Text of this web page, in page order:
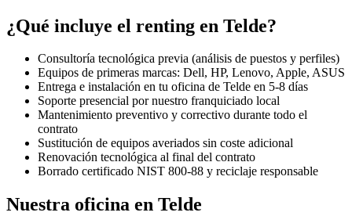
¿Qué incluye el renting en Telde?
Consultoría tecnológica previa (análisis de puestos y perfiles)
Equipos de primeras marcas: Dell, HP, Lenovo, Apple, ASUS
Entrega e instalación en tu oficina de Telde en 5-8 días
Soporte presencial por nuestro franquiciado local
Mantenimiento preventivo y correctivo durante todo el
contrato
Sustitución de equipos averiados sin coste adicional
Renovación tecnológica al final del contrato
Borrado certificado NIST 800-88 y reciclaje responsable
Nuestra oficina en Telde